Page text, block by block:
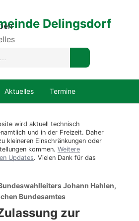
Delingsdorf
Aktuelles Termine
wird aktuell technisch
und in der Freizeit. Daher
kleineren Einschränkungen oder
kommen. Weitere
Updates. Vielen Dank für das
Johann Hahlen,
Bundesamtes
zur